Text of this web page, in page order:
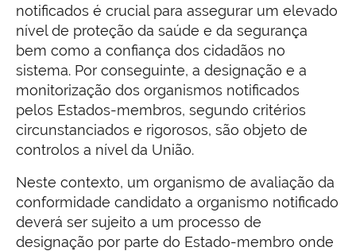
notificados é crucial para assegurar um elevado
nível de proteção da saúde e da segurança
bem como a confiança dos cidadãos no
sistema. Por conseguinte, a designação e a
monitorização dos organismos notificados
pelos Estados-membros, segundo critérios
circunstanciados e rigorosos, são objeto de
controlos a nível da União.
Neste contexto, um organismo de avaliação da
conformidade candidato a organismo notificado
deverá ser sujeito a um processo de
designação por parte do Estado-membro onde